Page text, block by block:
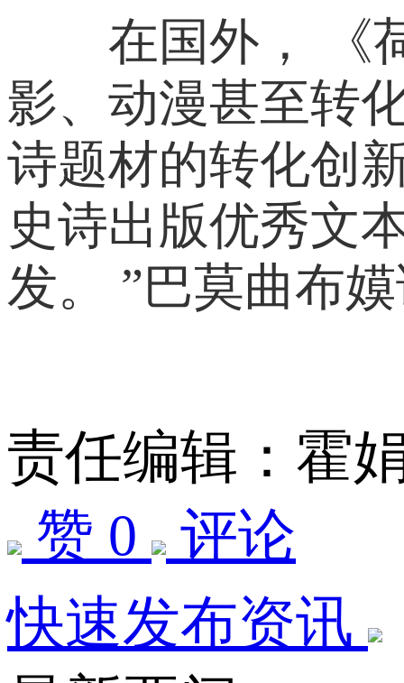
在国外， 《荷
影、动漫甚至转
诗题材的转化创
史诗出版优秀文
发。 ”巴莫曲布
责任编辑：霍
赞 0
评论
快速发布资讯